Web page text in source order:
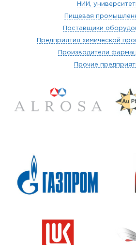
НИИ,
Пищевая
Поставщики
Предприятия химической
Производители
Прочие